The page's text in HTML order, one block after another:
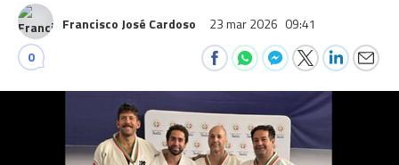
Francisco José Cardoso 23 mar 2026 09:41
0